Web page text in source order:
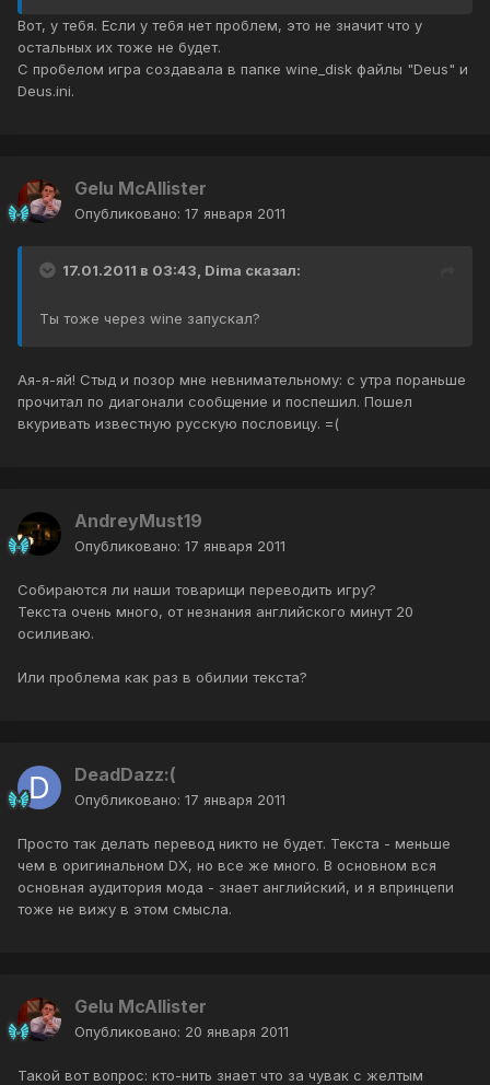
Вот, у тебя. Если у тебя нет проблем, это не значит что у
остальных их тоже не будет.
С пробелом игра создавала в папке wine_disk файлы "Deus" и
Deus.ini.
Gelu McAllister
Опубликовано: 17 января 2011
17.01.2011 в 03:43, Dima сказал:
Ты тоже через wine запускал?
Ая-я-яй! Стыд и позор мне невнимательному: с утра пораньше
прочитал по диагонали сообщение и поспешил. Пошел
вкуривать известную русскую пословицу. =(
AndreyMust19
Опубликовано: 17 января 2011
Собираются ли наши товарищи переводить игру?
Текста очень много, от незнания английского минут 20
осиливаю.
Или проблема как раз в обилии текста?
DeadDazz:(
Опубликовано: 17 января 2011
Просто так делать перевод никто не будет. Текста - меньше
чем в оригинальном DX, но все же много. В основном вся
основная аудитория мода - знает английский, и я впринцепи
тоже не вижу в этом смысла.
Gelu McAllister
Опубликовано: 20 января 2011
Такой вот вопрос: кто-нить знает что за чувак с желтым